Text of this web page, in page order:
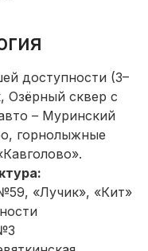
доступности (3–
Озёрный сквер с
– Муринский
горнолыжные
«Лучик», «Кит»